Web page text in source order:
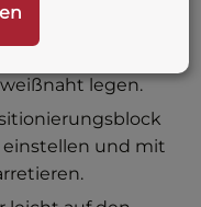
Naht
legen.
einstellen und mit